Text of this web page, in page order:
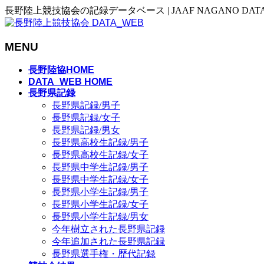
長野陸上競技協会の記録データベース | JAAF NAGANO
MENU
長野陸協HOME
DATA_WEB HOME
長野県記録
長野県記録/男子
長野県記録/女子
長野県記録/男女
長野県高校生記録/男子
長野県高校生記録/女子
長野県中学生記録/男子
長野県中学生記録/女子
長野県小学生記録/男子
長野県小学生記録/女子
長野県小学生記録/男女
今年樹立された長野県記録
今年追加された長野県記録
長野県選手権・歴代記録